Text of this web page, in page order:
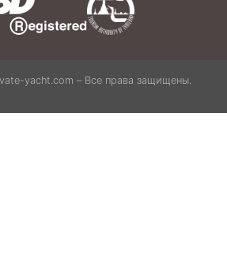
yacht.com – Все права защищены.